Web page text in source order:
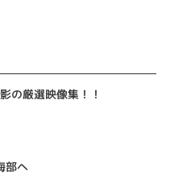
の厳選映像集！！
部へ